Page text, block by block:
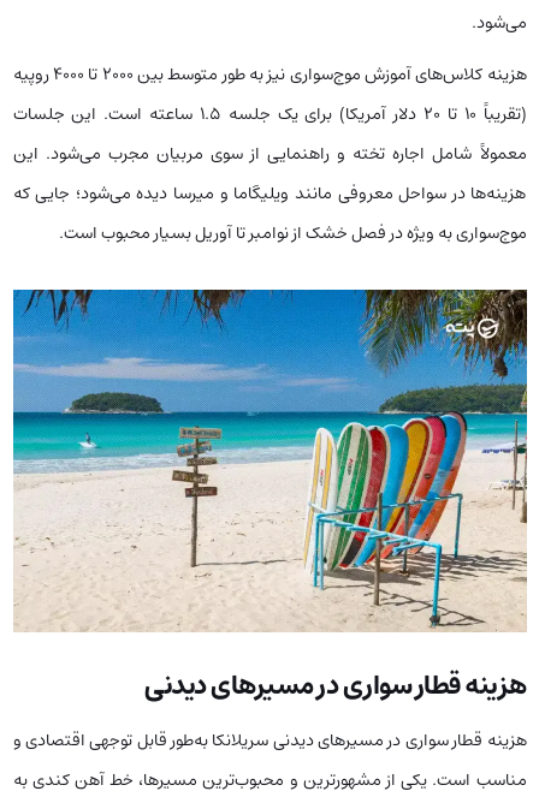
می‌شود.
هزینه کلاس‌های آموزش موج‌سواری نیز به طور متوسط بین 2000 تا 4000 روپیه
(تقریباً 10 تا 20 دلار آمریکا) برای یک جلسه 1.5 ساعته است. این جلسات
معمولاً شامل اجاره تخته و راهنمایی از سوی مربیان مجرب می‌شود. این
هزینه‌ها در سواحل معروفی مانند ویلیگاما و میرسا دیده می‌شود؛ جایی که
موج‌سواری به ویژه در فصل خشک از نوامبر تا آوریل بسیار محبوب است.
هزینه قطار سواری در مسیرهای دیدنی
هزینه قطار سواری در مسیرهای دیدنی سریلانکا به‌طور قابل توجهی اقتصادی و
مناسب است. یکی از مشهورترین و محبوب‌ترین مسیرها، خط آهن کندی به